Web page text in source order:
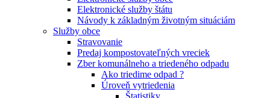
Elektronické služby štátu
Návody k základným životným situáciám
Služby obce
Stravovanie
Predaj kompostovateľných vreciek
Zber komunálneho a triedeného odpadu
Ako triedime odpad ?
Úroveň vytriedenia
Štatistiky